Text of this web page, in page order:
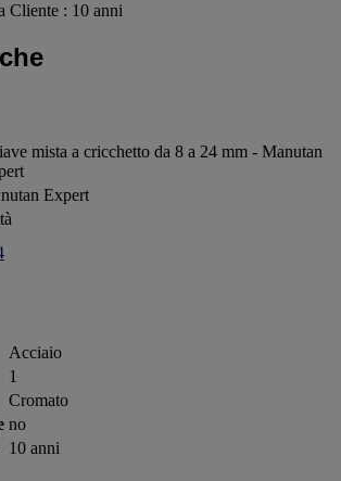
Cliente : 10 anni
mista a cricchetto da 8 a 24 mm - Manutan
Expert
Acciaio
1
Cromato
no
10 anni